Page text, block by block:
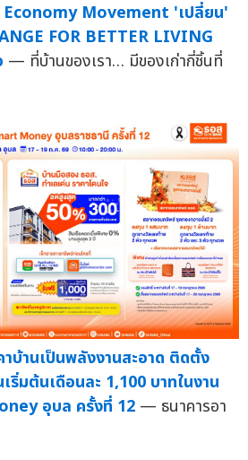
Movement 'เปลี่ยน'
FOR BETTER LIVING
— ที่บ้านของเรา… มีของเก่ากี่ชิ้นที่
บ้านเป็นพลังงานสะอาด ติดตั้ง
มต้นเดือนละ 1,100 บาทในงาน
อุบล ครั้งที่ 12 — ธนาคารอา